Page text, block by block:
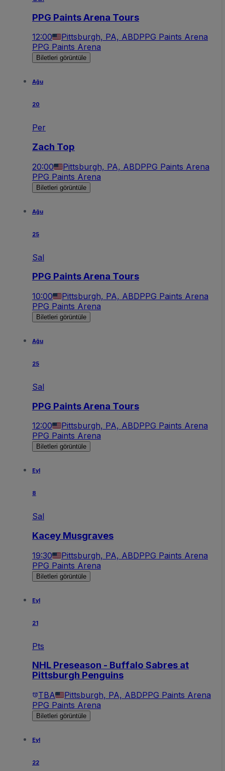
PPG Paints Arena Tours
12:00 Pittsburgh, PA, ABDPPG Paints Arena
PPG Paints Arena
Biletleri görüntüle
Ağu
20
Per
Zach Top
20:00 Pittsburgh, PA, ABDPPG Paints Arena
PPG Paints Arena
Biletleri görüntüle
Ağu
25
Sal
PPG Paints Arena Tours
10:00 Pittsburgh, PA, ABDPPG Paints Arena
PPG Paints Arena
Biletleri görüntüle
Ağu
25
Sal
PPG Paints Arena Tours
12:00 Pittsburgh, PA, ABDPPG Paints Arena
PPG Paints Arena
Biletleri görüntüle
Eyl
8
Sal
Kacey Musgraves
19:30 Pittsburgh, PA, ABDPPG Paints Arena
PPG Paints Arena
Biletleri görüntüle
Eyl
21
Pts
NHL Preseason - Buffalo Sabres at
Pittsburgh Penguins
TBA Pittsburgh, PA, ABDPPG Paints Arena
PPG Paints Arena
Biletleri görüntüle
Eyl
22